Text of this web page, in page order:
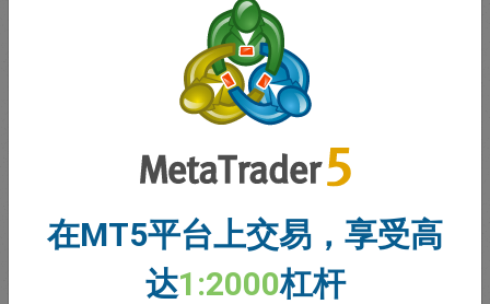
注册交易账户
我的赠金
0.00
未结利润/亏损总额
在MT5平台上交易，享受高
达1:2000杠杆